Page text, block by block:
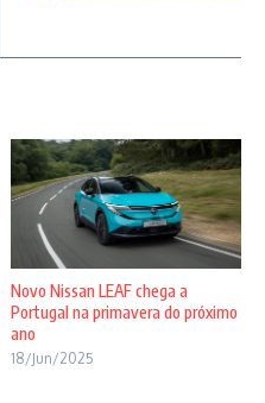
Novo Nissan LEAF chega a
Portugal na primavera do próximo
ano
18/Jun/2025